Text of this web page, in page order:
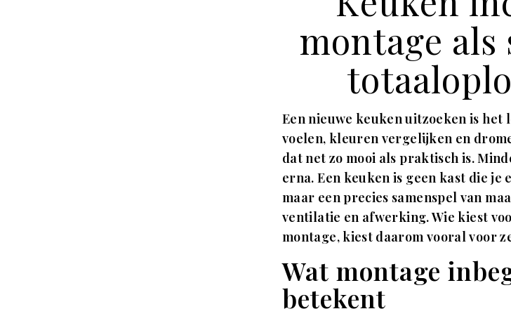
montage
Een nieuwe keuken uitzoeken is het
voelen, kleuren vergelijken en
dat net zo mooi als praktisch is.
erna. Een keuken is geen kast die
maar een precies samenspel van
ventilatie en afwerking. Wie kiest
montage, kiest daarom vooral voor
Wat montage
betekent